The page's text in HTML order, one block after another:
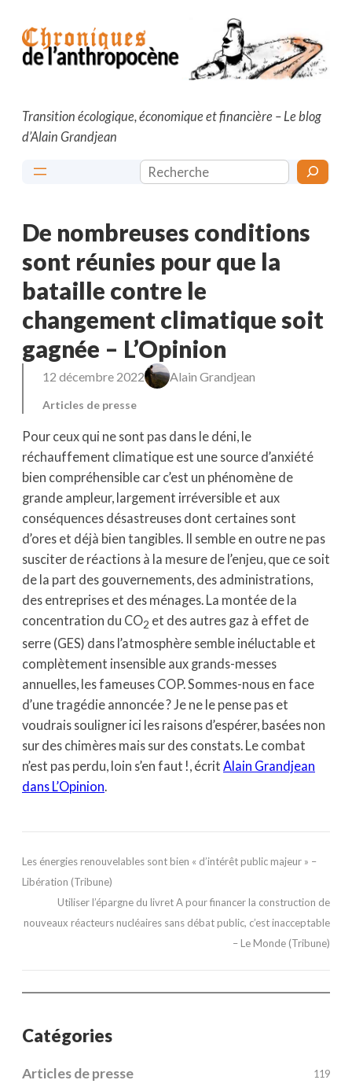
contenu
Transition écologique, économique et financière – Le blog
d’Alain Grandjean
Rechercher
De nombreuses conditions
sont réunies pour que la
bataille contre le
changement climatique soit
gagnée – L’Opinion
12 décembre 2022 Alain Grandjean
Articles de presse
Pour ceux qui ne sont pas dans le déni, le
réchauffement climatique est une source d’anxiété
bien compréhensible car c’est un phénomène de
grande ampleur, largement irréversible et aux
conséquences désastreuses dont certaines sont
d’ores et déjà bien tangibles. Il semble en outre ne pas
susciter de réactions à la mesure de l’enjeu, que ce soit
de la part des gouvernements, des administrations,
des entreprises et des ménages. La montée de la
concentration du CO2 et des autres gaz à effet de
serre (GES) dans l’atmosphère semble inéluctable et
complètement insensible aux grands-messes
annuelles, les fameuses COP. Sommes-nous en face
d’une tragédie annoncée ? Je ne le pense pas et
voudrais souligner ici les raisons d’espérer, basées non
sur des chimères mais sur des constats. Le combat
n’est pas perdu, loin s’en faut !, écrit Alain Grandjean
dans L’Opinion.
Les énergies renouvelables sont bien « d’intérêt public majeur » –
Libération (Tribune)
Utiliser l’épargne du livret A pour financer la construction de
nouveaux réacteurs nucléaires sans débat public, c’est inacceptable
– Le Monde (Tribune)
Catégories
Articles de presse 119